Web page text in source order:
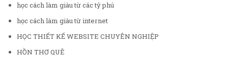
học cách làm giàu từ các tỷ phú
học cách làm giàu từ internet
HỌC THIẾT KẾ WEBSITE CHUYÊN NGHIỆP
HỒN THƠ QUÊ